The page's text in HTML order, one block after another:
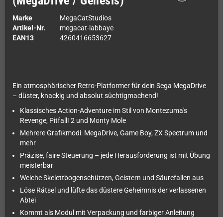
Marke
MegaCatStudios
Artikel-Nr.
megacat-labbaye
EAN13
4260416653627
Ein atmosphärischer Retro-Platformer für dein Sega MegaDrive
– düster, knackig und absolut süchtigmachend!
Klassisches Action-Adventure im Stil von Montezuma's
Revenge, Pitfall! 2 und Monty Mole
Mehrere Grafikmodi: MegaDrive, Game Boy, ZX Spectrum und
mehr
Präzise, faire Steuerung – jede Herausforderung ist mit Übung
meisterbar
Weiche Skelettbogenschützen, Geistern und Säurefallen aus
Löse Rätsel und lüfte das düstere Geheimnis der verlassenen
Abtei
Kommt als Modul mit Verpackung und farbiger Anleitung